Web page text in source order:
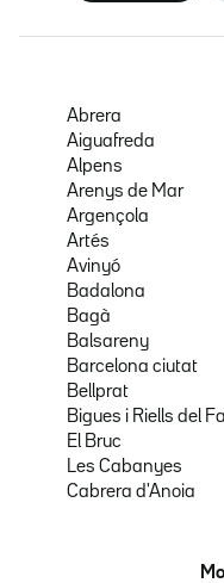
Abrera
Aiguafreda
Alpens
Arenys de Mar
Argençola
Artés
Avinyó
Badalona
Bagà
Balsareny
Barcelona ciutat
Bellprat
Bigues i Riells del
El Bruc
Les Cabanyes
Cabrera d'Anoia